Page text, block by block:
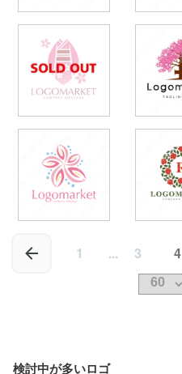
1 ... 3 4
検討中が多いロゴ